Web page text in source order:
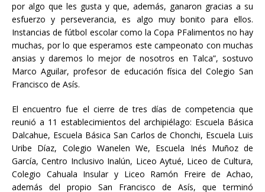
por algo que les gusta y que, además, ganaron gracias a su
esfuerzo y perseverancia, es algo muy bonito para ellos.
Instancias de fútbol escolar como la Copa PFalimentos no hay
muchas, por lo que esperamos este campeonato con muchas
ansias y daremos lo mejor de nosotros en Talca”, sostuvo
Marco Aguilar, profesor de educación física del Colegio San
Francisco de Asís.
El encuentro fue el cierre de tres días de competencia que
reunió a 11 establecimientos del archipiélago: Escuela Básica
Dalcahue, Escuela Básica San Carlos de Chonchi, Escuela Luis
Uribe Díaz, Colegio Wanelen We, Escuela Inés Muñoz de
García, Centro Inclusivo Inalún, Liceo Aytué, Liceo de Cultura,
Colegio Cahuala Insular y Liceo Ramón Freire de Achao,
además del propio San Francisco de Asís, que terminó